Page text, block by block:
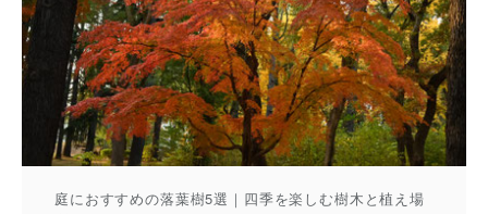
庭におすすめの落葉樹5選｜四季を楽しむ樹木と植え場